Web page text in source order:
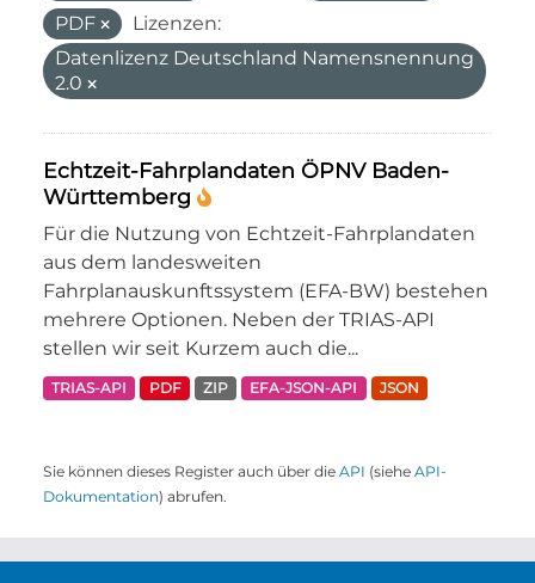
PDF
Lizenzen:
Datenlizenz Deutschland Namensnennung
2.0
Echtzeit-Fahrplandaten ÖPNV Baden-
Württemberg
Für die Nutzung von Echtzeit-Fahrplandaten
aus dem landesweiten
Fahrplanauskunftssystem (EFA-BW) bestehen
mehrere Optionen. Neben der TRIAS-API
stellen wir seit Kurzem auch die...
TRIAS-API PDF ZIP EFA-JSON-API JSON
Sie können dieses Register auch über die API (siehe API-
Dokumentation) abrufen.